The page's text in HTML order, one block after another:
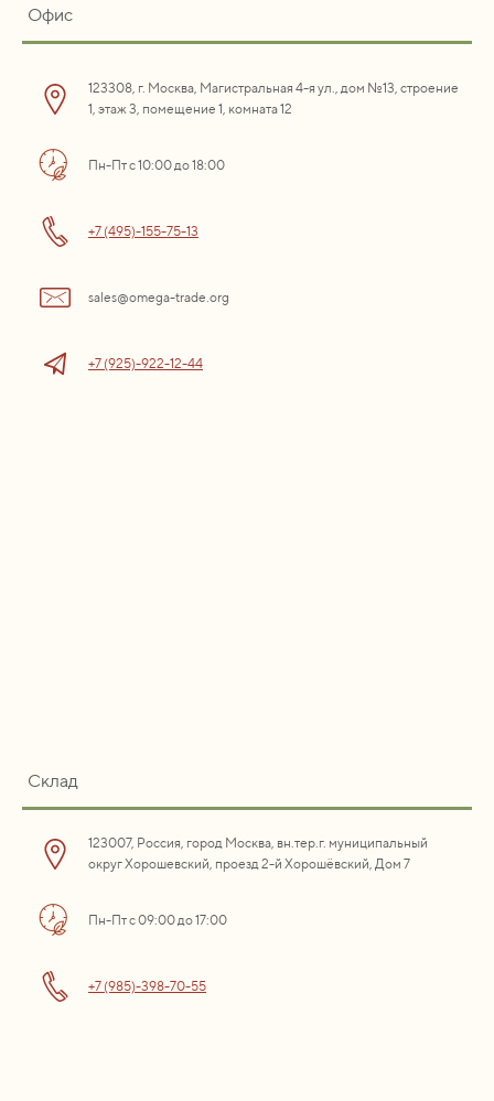
Офис
123308, г. Москва, Магистральная 4-я ул., дом №13, строение
1, этаж 3, помещение 1, комната 12
Пн-Пт с 10:00 до 18:00
+7 (495)-155-75-13
sales@omega-trade.org
+7 (925)-922-12-44
Склад
123007, Россия, город Москва, вн.тер.г. муниципальный
округ Хорошевский, проезд 2-й Хорошёвский, Дом 7
Пн-Пт с 09:00 до 17:00
+7 (985)-398-70-55